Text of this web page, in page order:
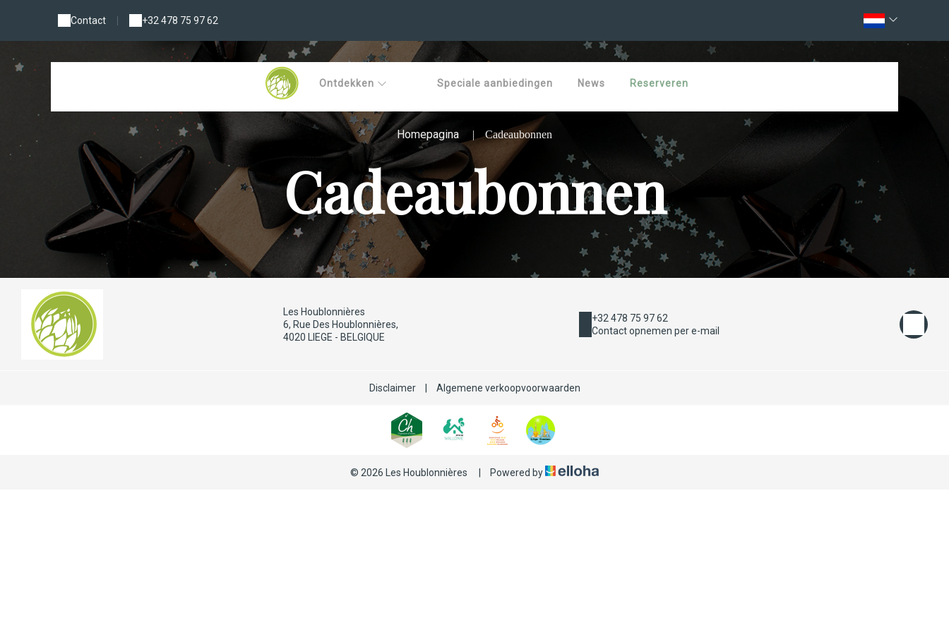
Contact +32 478 75 97 62
Ontdekken Speciale aanbiedingen News Reserveren
Homepagina Cadeaubonnen
Cadeaubonnen
Les Houblonnières
6, Rue Des Houblonnières,
4020 LIEGE - BELGIQUE
+32 478 75 97 62
Contact opnemen per e-mail
Disclaimer Algemene verkoopvoorwaarden
© 2026 Les Houblonnières Powered by